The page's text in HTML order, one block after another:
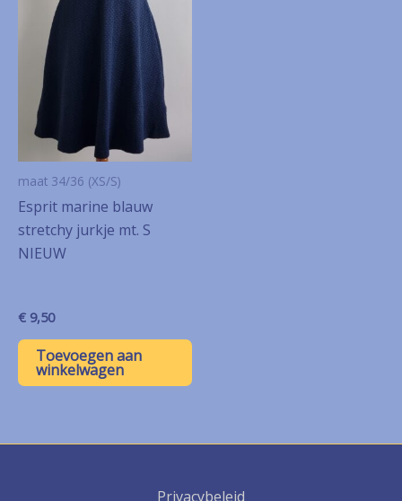
maat 34/36 (XS/S)
Esprit marine blauw
stretchy jurkje mt. S
NIEUW
€ 9,50
Toevoegen aan
winkelwagen
Privacybeleid